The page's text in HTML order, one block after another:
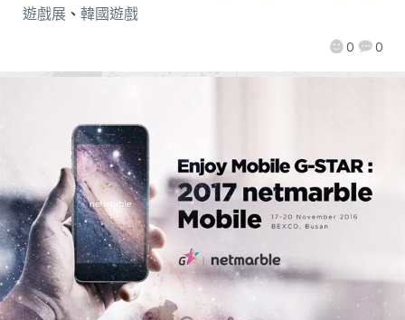
0 0
遊戲展 、 韓國遊戲